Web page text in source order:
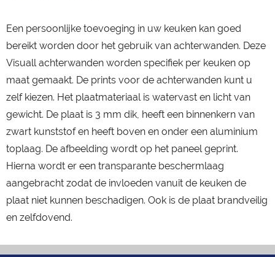
Een persoonlijke toevoeging in uw keuken kan goed
bereikt worden door het gebruik van achterwanden. Deze
Visuall achterwanden worden specifiek per keuken op
maat gemaakt. De prints voor de achterwanden kunt u
zelf kiezen. Het plaatmateriaal is watervast en licht van
gewicht. De plaat is 3 mm dik, heeft een binnenkern van
zwart kunststof en heeft boven en onder een aluminium
toplaag. De afbeelding wordt op het paneel geprint.
Hierna wordt er een transparante beschermlaag
aangebracht zodat de invloeden vanuit de keuken de
plaat niet kunnen beschadigen. Ook is de plaat brandveilig
en zelfdovend.